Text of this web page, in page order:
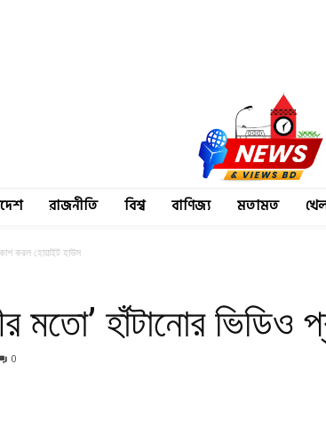
রাজনীতি বিশ্ব বাণিজ্য মতামত
করল হোয়াইট হাউস
মতো’ হাঁটানোর
0